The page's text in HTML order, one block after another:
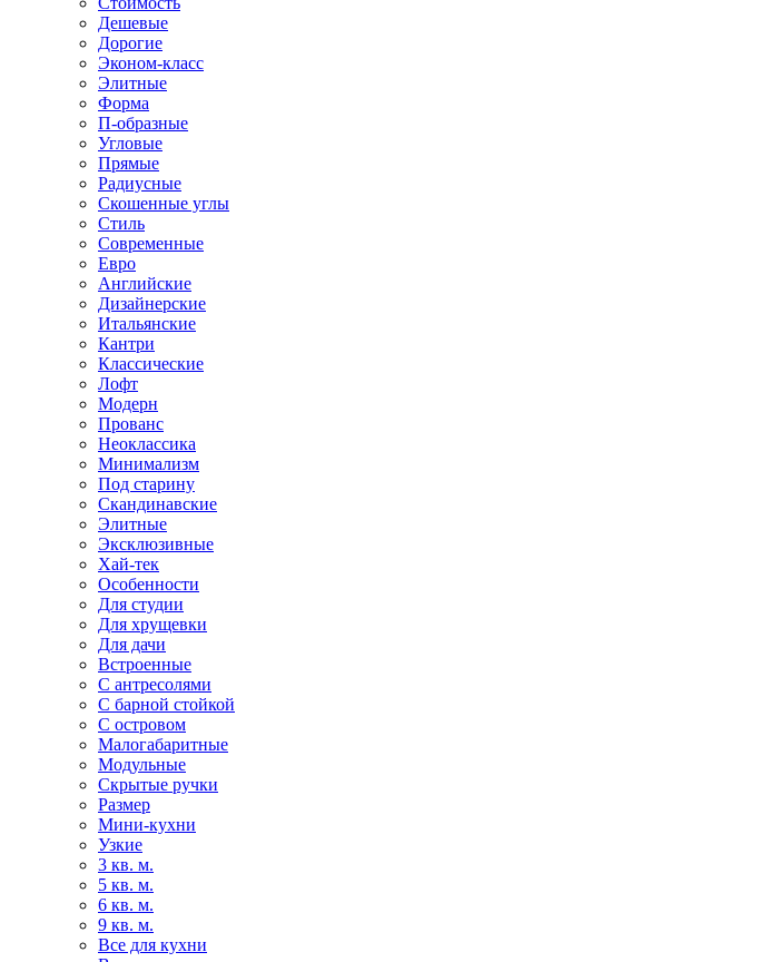
Дешевые
Дорогие
Эконом-класс
Элитные
Форма
П-образные
Угловые
Прямые
Радиусные
Скошенные углы
Стиль
Современные
Евро
Английские
Дизайнерские
Итальянские
Кантри
Классические
Лофт
Модерн
Прованс
Неоклассика
Минимализм
Под старину
Скандинавские
Элитные
Эксклюзивные
Хай-тек
Особенности
Для студии
Для хрущевки
Для дачи
Встроенные
С антресолями
С барной стойкой
С островом
Малогабаритные
Модульные
Скрытые ручки
Размер
Мини-кухни
Узкие
3 кв. м.
5 кв. м.
6 кв. м.
9 кв. м.
Все для кухни